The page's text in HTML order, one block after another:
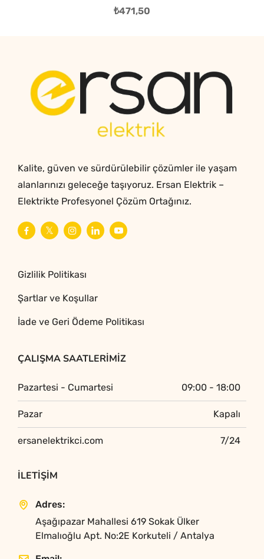
₺471,50
Kalite, güven ve sürdürülebilir çözümler ile yaşam
alanlarınızı geleceğe taşıyoruz. Ersan Elektrik –
Elektrikte Profesyonel Çözüm Ortağınız.
Gizlilik Politikası
Şartlar ve Koşullar
İade ve Geri Ödeme Politikası
ÇALIŞMA SAATLERIMIZ
Pazartesi - Cumartesi 09:00 - 18:00
Pazar Kapalı
ersanelektrikci.com 7/24
İLETIŞIM
Adres:
Aşağıpazar Mahallesi 619 Sokak Ülker
Elmalıoğlu Apt. No:2E Korkuteli / Antalya